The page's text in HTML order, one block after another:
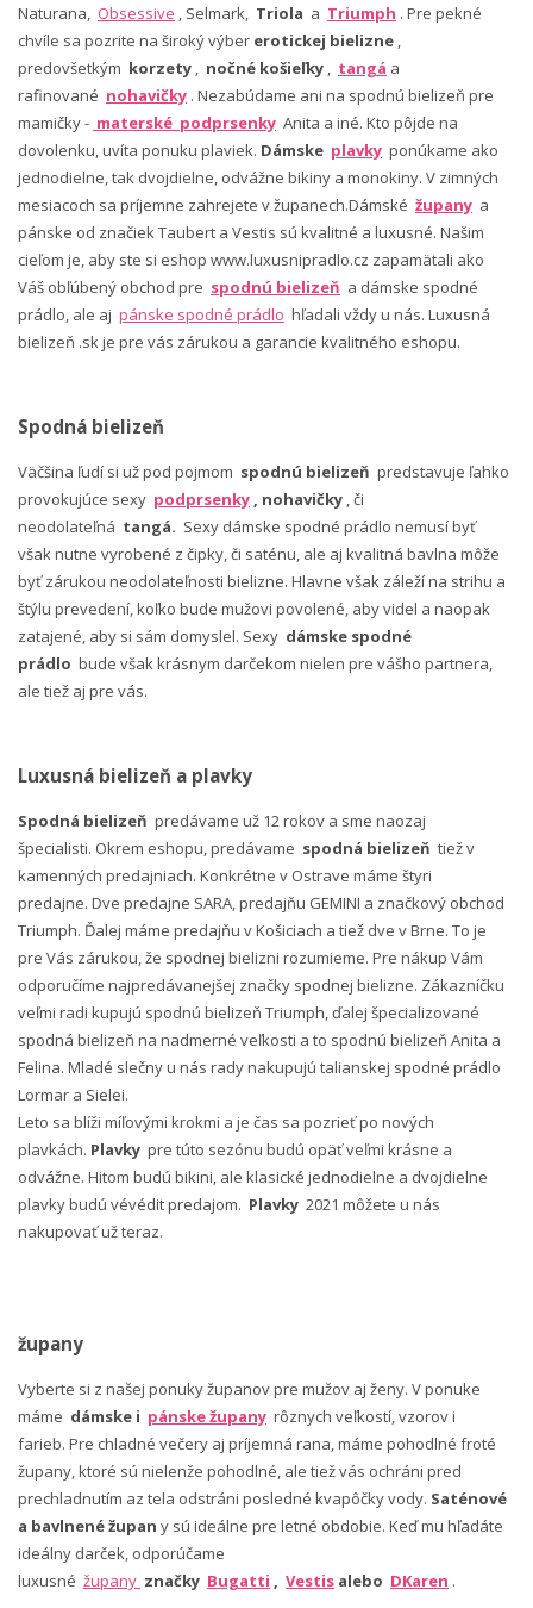
Naturana, Obsessive , Selmark, Triola a Triumph . Pre pekné
chvíle sa pozrite na široký výber erotickej bielizne ,
predovšetkým korzety , nočné košieľky , tangá a
rafinované nohavičky . Nezabúdame ani na spodnú bielizeň pre
mamičky - materské podprsenky Anita a iné. Kto pôjde na
dovolenku, uvíta ponuku plaviek. Dámske plavky ponúkame ako
jednodielne, tak dvojdielne, odvážne bikiny a monokiny. V zimných
mesiacoch sa príjemne zahrejete v županech.Dámské župany a
pánske od značiek Taubert a Vestis sú kvalitné a luxusné. Našim
cieľom je, aby ste si eshop www.luxusnipradlo.cz zapamätali ako
Váš obľúbený obchod pre spodnú bielizeň a dámske spodné
prádlo, ale aj pánske spodné prádlo hľadali vždy u nás. Luxusná
bielizeň .sk je pre vás zárukou a garancie kvalitného eshopu.
Spodná bielizeň
Väčšina ľudí si už pod pojmom spodnú bielizeň predstavuje ľahko
provokujúce sexy podprsenky , nohavičky , či
neodolateľná tangá. Sexy dámske spodné prádlo nemusí byť
však nutne vyrobené z čipky, či saténu, ale aj kvalitná bavlna môže
byť zárukou neodolateľnosti bielizne. Hlavne však záleží na strihu a
štýlu prevedení, koľko bude mužovi povolené, aby videl a naopak
zatajené, aby si sám domyslel. Sexy dámske spodné
prádlo bude však krásnym darčekom nielen pre vášho partnera,
ale tiež aj pre vás.
Luxusná bielizeň a plavky
Spodná bielizeň predávame už 12 rokov a sme naozaj
špecialisti. Okrem eshopu, predávame spodná bielizeň tiež v
kamenných predajniach. Konkrétne v Ostrave máme štyri
predajne. Dve predajne SARA, predajňu GEMINI a značkový obchod
Triumph. Ďalej máme predajňu v Košiciach a tiež dve v Brne. To je
pre Vás zárukou, že spodnej bielizni rozumieme. Pre nákup Vám
odporučíme najpredávanejšej značky spodnej bielizne. Zákazníčku
veľmi radi kupujú spodnú bielizeň Triumph, ďalej špecializované
spodná bielizeň na nadmerné veľkosti a to spodnú bielizeň Anita a
Felina. Mladé slečny u nás rady nakupujú talianskej spodné prádlo
Lormar a Sielei.
Leto sa blíži míľovými krokmi a je čas sa pozrieť po nových
plavkách. Plavky pre túto sezónu budú opäť veľmi krásne a
odvážne. Hitom budú bikini, ale klasické jednodielne a dvojdielne
plavky budú vévédit predajom. Plavky 2021 môžete u nás
nakupovať už teraz.
župany
Vyberte si z našej ponuky županov pre mužov aj ženy. V ponuke
máme dámske i pánske župany rôznych veľkostí, vzorov i
farieb. Pre chladné večery aj príjemná rana, máme pohodlné froté
župany, ktoré sú nielenže pohodlné, ale tiež vás ochráni pred
prechladnutím az tela odstráni posledné kvapôčky vody. Saténové
a bavlnené župan y sú ideálne pre letné obdobie. Keď mu hľadáte
ideálny darček, odporúčame
luxusné župany značky Bugatti , Vestis alebo DKaren .